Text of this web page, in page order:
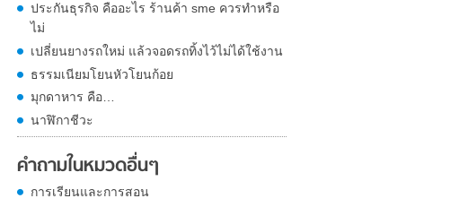
ประกันธุรกิจ คืออะไร ร้านค้า sme ควรทำหรือ
ไม่
เปลี่ยนยางรถใหม่ แล้วจอดรถทิ้งไว้ไม่ได้ใช้งาน
ธรรมเนียมโยนหัวโยนก้อย
มุกดาหาร คือ…
นาฬิกาชีวะ
คำถามในหมวดอื่นๆ
การเรียนและการสอน